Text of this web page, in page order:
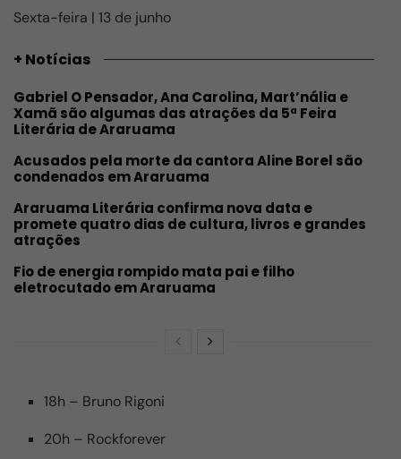
Sexta-feira | 13 de junho
+ Notícias
Gabriel O Pensador, Ana Carolina, Mart’nália e
Xamã são algumas das atrações da 5ª Feira
Literária de Araruama
Acusados pela morte da cantora Aline Borel são
condenados em Araruama
Araruama Literária confirma nova data e
promete quatro dias de cultura, livros e grandes
atrações
Fio de energia rompido mata pai e filho
eletrocutado em Araruama
18h – Bruno Rigoni
20h – Rockforever